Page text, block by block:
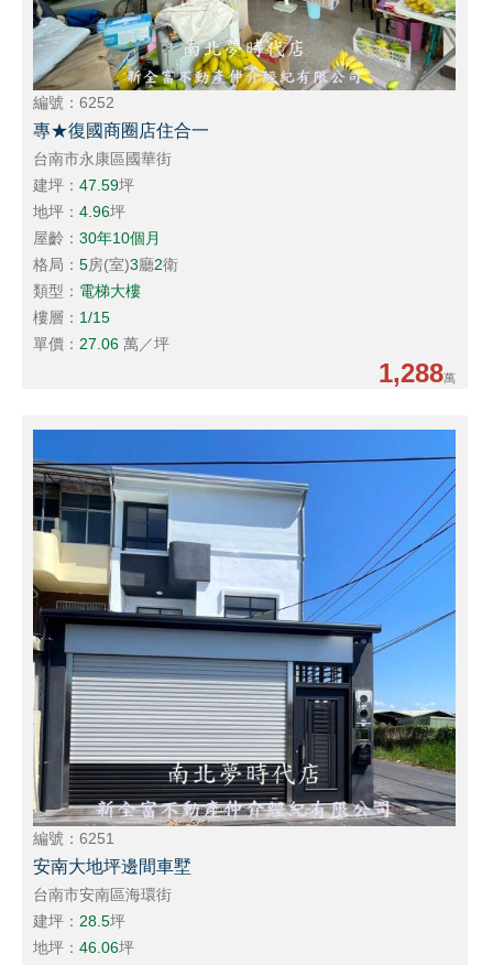
編號：6252
專★復國商圈店住合一
台南市永康區國華街
建坪：47.59坪
地坪：4.96坪
屋齡：30年10個月
格局：5房(室)3廳2衛
類型： 電梯大樓
樓層： 1/15
單價： 27.06 萬／坪
1,288萬
編號：6251
安南大地坪邊間車墅
台南市安南區海環街
建坪：28.5坪
地坪：46.06坪